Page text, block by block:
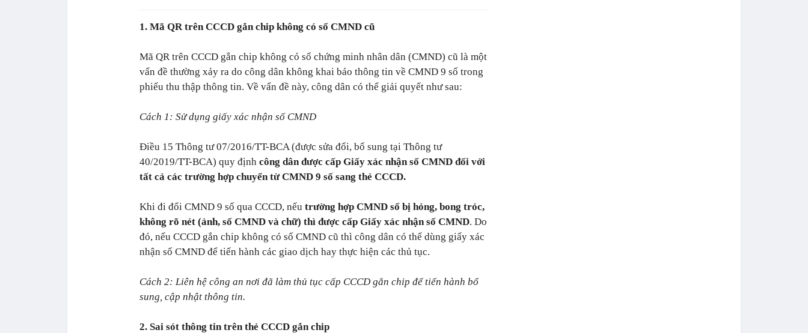
1. Mã QR trên CCCD gắn chip không có số CMND cũ
Mã QR trên CCCD gắn chip không có số chứng minh nhân dân (CMND) cũ là một
vấn đề thường xảy ra do công dân không khai báo thông tin về CMND 9 số trong
phiếu thu thập thông tin. Về vấn đề này, công dân có thể giải quyết như sau:
Cách 1: Sử dụng giấy xác nhận số CMND
Điều 15 Thông tư 07/2016/TT-BCA (được sửa đổi, bổ sung tại Thông tư
40/2019/TT-BCA) quy định công dân được cấp Giấy xác nhận số CMND đối với
tất cả các trường hợp chuyển từ CMND 9 số sang thẻ CCCD.
Khi đi đổi CMND 9 số qua CCCD, nếu trường hợp CMND số bị hỏng, bong tróc,
không rõ nét (ảnh, số CMND và chữ) thì được cấp Giấy xác nhận số CMND. Do
đó, nếu CCCD gắn chip không có số CMND cũ thì công dân có thể dùng giấy xác
nhận số CMND để tiến hành các giao dịch hay thực hiện các thủ tục.
Cách 2: Liên hệ công an nơi đã làm thủ tục cấp CCCD gắn chip để tiến hành bổ
sung, cập nhật thông tin.
2. Sai sót thông tin trên thẻ CCCD gắn chip